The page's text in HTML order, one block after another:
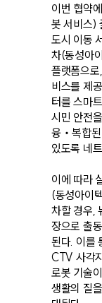
이번 협약
봇 서비스)
도시 이동
차(동성아
플랫폼으
비스를 제
터를 스마
시민 안전
융‧복합된
있도록 네
이에 따라
(동성아이
차할 경우,
장으로 출
된다. 이를
CTV 사각
로봇 기술
생활의 질